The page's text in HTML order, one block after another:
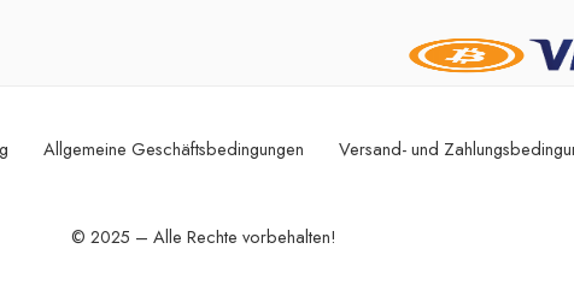
Allgemeine Geschäftsbedingungen Versand- und
© 2025 – Alle Rechte vorbehalten!